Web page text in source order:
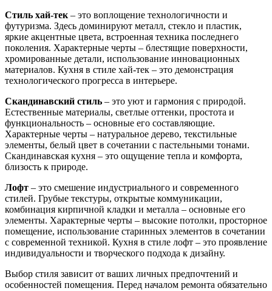
Стиль хай-тек – это воплощение технологичности и
футуризма. Здесь доминируют металл, стекло и пластик,
яркие акцентные цвета, встроенная техника последнего
поколения. Характерные черты – блестящие поверхности,
хромированные детали, использование инновационных
материалов. Кухня в стиле хай-тек – это демонстрация
технологического прогресса в интерьере.
Скандинавский стиль – это уют и гармония с природой.
Естественные материалы, светлые оттенки, простота и
функциональность – основные его составляющие.
Характерные черты – натуральное дерево, текстильные
элементы, белый цвет в сочетании с пастельными тонами.
Скандинавская кухня – это ощущение тепла и комфорта,
близость к природе.
Лофт – это смешение индустриального и современного
стилей. Грубые текстуры, открытые коммуникации,
комбинация кирпичной кладки и металла – основные его
элементы. Характерные черты – высокие потолки, просторное
помещение, использование старинных элементов в сочетании
с современной техникой. Кухня в стиле лофт – это проявление
индивидуальности и творческого подхода к дизайну.
Выбор стиля зависит от ваших личных предпочтений и
особенностей помещения. Перед началом ремонта обязательно